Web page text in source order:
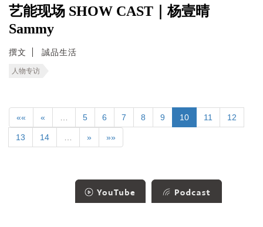
艺能现场 SHOW CAST｜杨壹晴
Sammy
撰文 誠品生活
人物专访
«« « 5 6 7 8 9 10 11 12
13 14 » »»